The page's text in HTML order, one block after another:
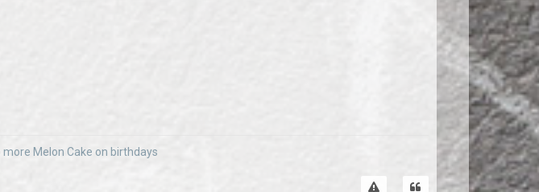
more Melon Cake on birthdays